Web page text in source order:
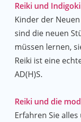
Reiki und
Kinder der
sind die neuen
müssen lernen,
Reiki ist eine
AD(H)S.
Reiki und die
Erfahren Sie